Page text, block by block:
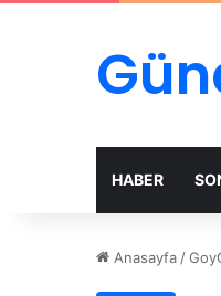
HABER
Anasayfa /